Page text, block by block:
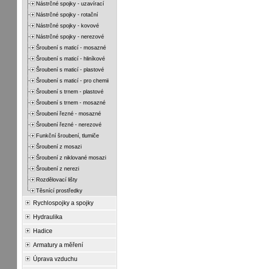
Nástrčné spojky - uzavírací
Nástrčné spojky - rotační
Nástrčné spojky - kovové
Nástrčné spojky - nerezové
Šroubení s maticí - mosazné
Šroubení s maticí - hliníkové
Šroubení s maticí - plastové
Šroubení s maticí - pro chemii
Šroubení s trnem - plastové
Šroubení s trnem - mosazné
Šroubení řezné - mosazné
Šroubení řezné - nerezové
Funkční šroubení, tlumiče
Šroubení z mosazi
Šroubení z niklované mosazi
Šroubení z nerezi
Rozdělovací lišty
Těsnící prostředky
Rychlospojky a spojky
Hydraulika
Hadice
Armatury a měření
Úprava vzduchu